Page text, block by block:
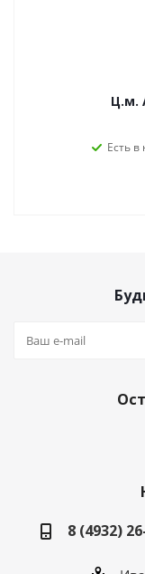
Ц.м.
Есть
8 (4932)